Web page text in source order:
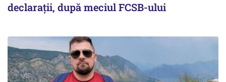
declarații, după meciul FCSB-ului